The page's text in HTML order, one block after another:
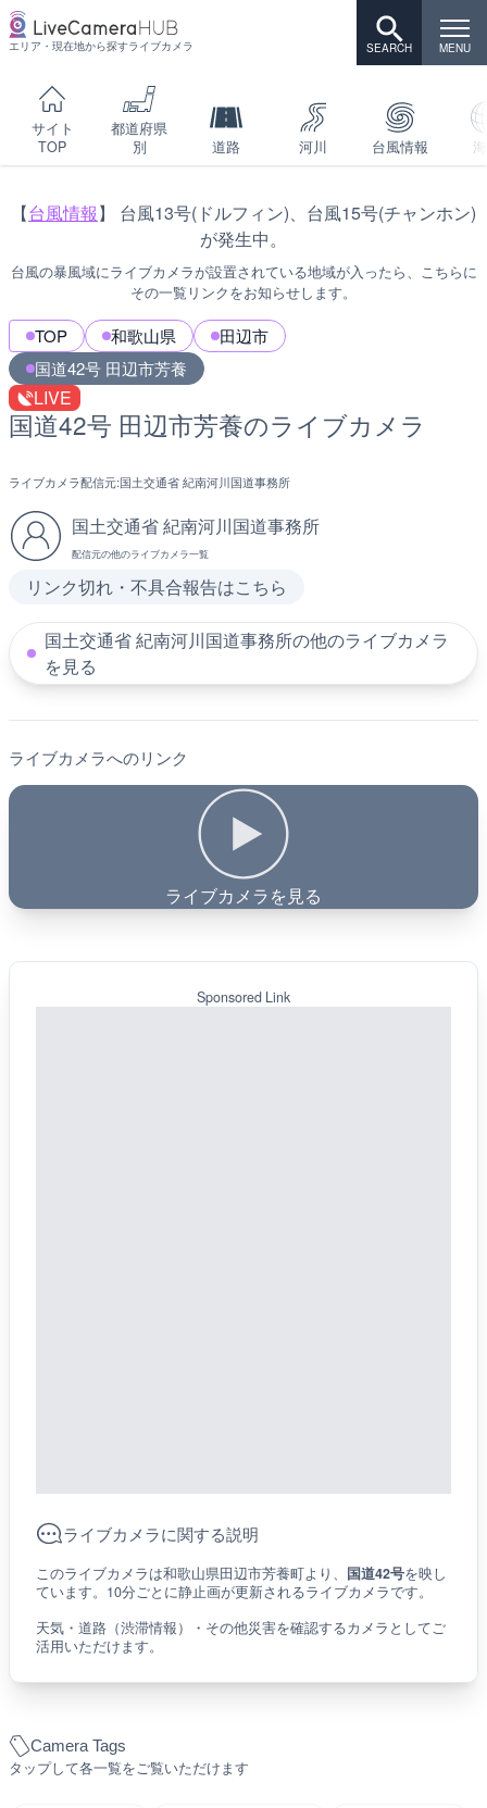
エリア・現在地から探すライブカメラ
サイト
TOP
都道府県
別
道路 河川 台風情報
【台風情報】 台風13号(ドルフィン)、台風15号(チャンホン)
が発生中。
台風の暴風域にライブカメラが設置されている地域が入ったら、こちらに
その一覧リンクをお知らせします。
TOP 和歌山県
田辺市
国道42号 田辺市芳養
LIVE
国道42号 田辺市芳養のライブカメラ
ライブカメラ配信元:国土交通省 紀南河川国道事務所
国土交通省 紀南河川国道事務所
配信元の他のライブカメラ一覧
リンク切れ・不具合報告はこちら
国土交通省 紀南河川国道事務所の他のライブカメラ
を見る
ライブカメラへのリンク
ライブカメラを見る
Camera Tags
タップして各一覧をご覧いただけます
Sponsored Link
ライブカメラに関する説明
このライブカメラは和歌山県田辺市芳養町より、 国道42号を映し
ています。10分ごとに静止画が更新されるライブカメラです。
天気・道路（渋滞情報）・その他災害を確認するカメラとしてご
活用いただけます。